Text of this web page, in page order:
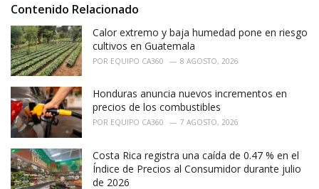
s
:
Contenido Relacionado
Calor extremo y baja humedad pone en riesgo
cultivos en Guatemala
POR EQUIPO CA360 8 AGOSTO, 2026
Honduras anuncia nuevos incrementos en
precios de los combustibles
POR EQUIPO CA360 7 AGOSTO, 2026
Costa Rica registra una caída de 0.47 % en el
Índice de Precios al Consumidor durante julio
de 2026